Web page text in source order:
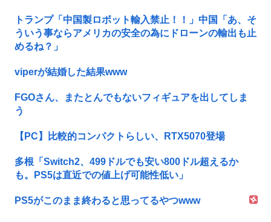
トランプ「中国製ロボット輸入禁止！！」中国「あ、そ
ういう事ならアメリカの安全の為にドローンの輸出も止
めるね？」
viperが結婚した結果www
FGOさん、またとんでもないフィギュアを出してしま
う
【PC】比較的コンパクトらしい、RTX5070登場
多根「Switch2、499ドルでも安い800ドル超えるか
も。PS5は直近での値上げ可能性低い」
PS5がこのまま終わると思ってるやつwww